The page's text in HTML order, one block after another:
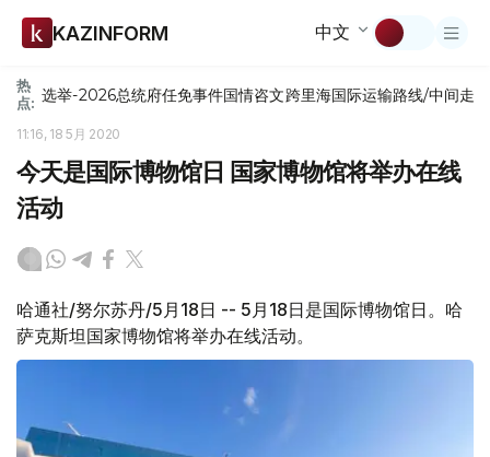
KAZINFORM 中文
热
点: 选举-2026总统府任免事件国情咨文跨里海国际运输路线/中间走廊
11:16, 18 5月 2020
今天是国际博物馆日 国家博物馆将举办在线
活动
哈通社/努尔苏丹/5月18日 -- 5月18日是国际博物馆日。哈
萨克斯坦国家博物馆将举办在线活动。